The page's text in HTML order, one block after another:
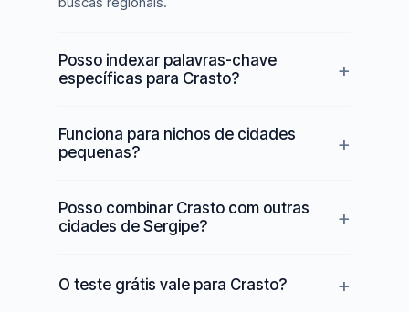
Posso indexar palavras-chave
específicas para Crasto?
Funciona para nichos de cidades
pequenas?
Posso combinar Crasto com outras
cidades de Sergipe?
O teste grátis vale para Crasto?